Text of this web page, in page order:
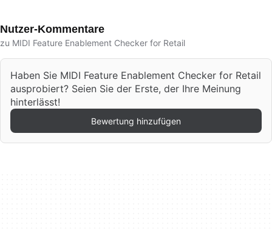
Nutzer-Kommentare
zu MIDI Feature Enablement Checker for Retail
Haben Sie MIDI Feature Enablement Checker for Retail
ausprobiert? Seien Sie der Erste, der Ihre Meinung
hinterlässt!
Bewertung hinzufügen